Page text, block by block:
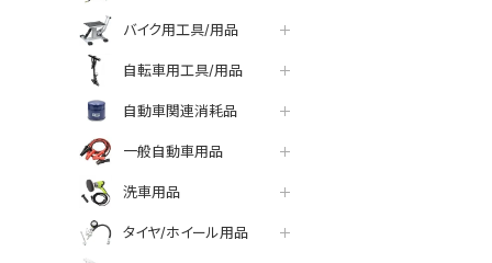
バイク用工具/用品
自転車用工具/用品
自動車関連消耗品
一般自動車用品
洗車用品
タイヤ/ホイール用品